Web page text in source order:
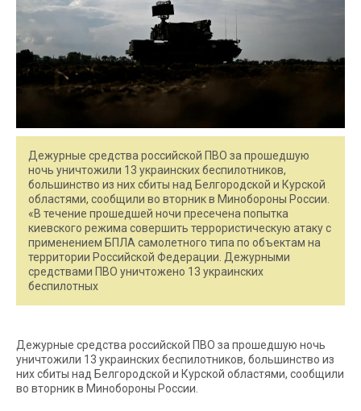
Дежурные средства российской ПВО за прошедшую
ночь уничтожили 13 украинских беспилотников,
большинство из них сбиты над Белгородской и Курской
областями, сообщили во вторник в Минобороны России.
«В течение прошедшей ночи пресечена попытка
киевского режима совершить террористическую атаку c
применением БПЛА самолетного типа по объектам на
территории Российской Федерации. Дежурными
средствами ПВО уничтожено 13 украинских
беспилотных
Дежурные средства российской ПВО за прошедшую ночь
уничтожили 13 украинских беспилотников, большинство из
них сбиты над Белгородской и Курской областями, сообщили
во вторник в Минобороны России.